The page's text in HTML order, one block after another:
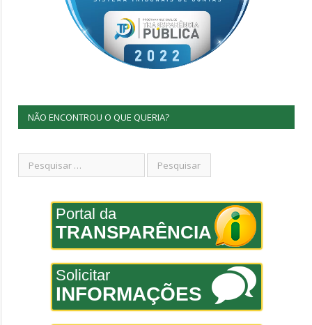
NÃO ENCONTROU O QUE QUERIA?
Portal da
TRANSPARÊNCIA
Solicitar
INFORMAÇÕES